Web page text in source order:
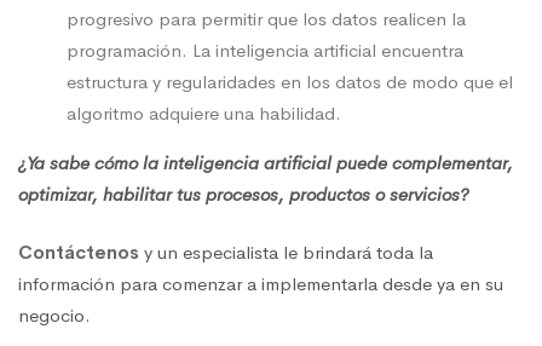
progresivo para permitir que los datos realicen la
programación. La inteligencia artificial encuentra
estructura y regularidades en los datos de modo que el
algoritmo adquiere una habilidad.
¿Ya sabe cómo la inteligencia artificial puede complementar,
optimizar, habilitar tus procesos, productos o servicios?
Contáctenos y un especialista le brindará toda la
información para comenzar a implementarla desde ya en su
negocio.